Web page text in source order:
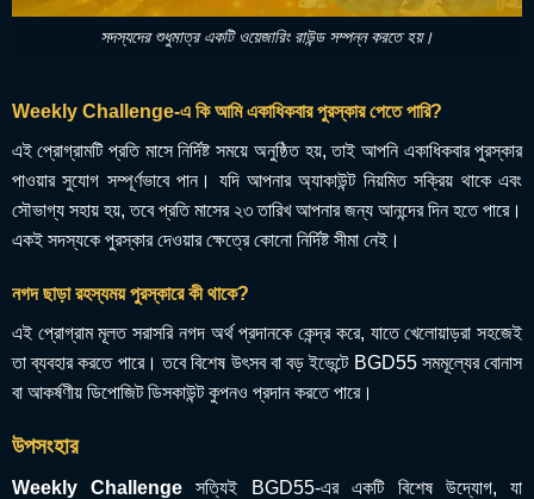
সদস্যদের শুধুমাত্র একটি ওয়েজারিং রাউন্ড সম্পন্ন করতে হয়।
Weekly Challenge-এ কি আমি একাধিকবার পুরস্কার পেতে পারি?
এই প্রোগ্রামটি প্রতি মাসে নির্দিষ্ট সময়ে অনুষ্ঠিত হয়, তাই আপনি একাধিকবার পুরস্কার
পাওয়ার সুযোগ সম্পূর্ণভাবে পান। যদি আপনার অ্যাকাউন্ট নিয়মিত সক্রিয় থাকে এবং
সৌভাগ্য সহায় হয়, তবে প্রতি মাসের ২৩ তারিখ আপনার জন্য আনন্দের দিন হতে পারে।
একই সদস্যকে পুরস্কার দেওয়ার ক্ষেত্রে কোনো নির্দিষ্ট সীমা নেই।
নগদ ছাড়া রহস্যময় পুরস্কারে কী থাকে?
এই প্রোগ্রাম মূলত সরাসরি নগদ অর্থ প্রদানকে কেন্দ্র করে, যাতে খেলোয়াড়রা সহজেই
তা ব্যবহার করতে পারে। তবে বিশেষ উৎসব বা বড় ইভেন্টে BGD55 সমমূল্যের বোনাস
বা আকর্ষণীয় ডিপোজিট ডিসকাউন্ট কুপনও প্রদান করতে পারে।
উপসংহার
Weekly Challenge সত্যিই BGD55-এর একটি বিশেষ উদ্যোগ, যা